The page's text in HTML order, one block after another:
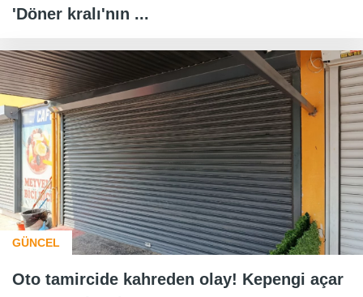
'Döner kralı'nın ...
GÜNCEL
Oto tamircide kahreden olay! Kepengi açar